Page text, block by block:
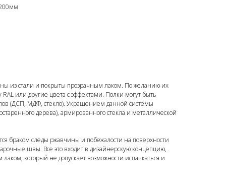
из стали и покрыты прозрачным лаком. По желанию их
RAL или другие цвета с эффектами. Полки могут быть
(ДСП, МДФ, стекло). Украшением данной системы
дерева), армированного стекла и металлической
браком следы ржавчины и побежалости на поверхности
швы. Все это входит в дизайнерскую концепцию,
который не допускает возможности испачкаться и